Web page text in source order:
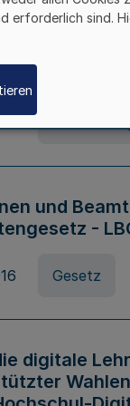
und
-
Gesetz
digitale
erforderlich sind.